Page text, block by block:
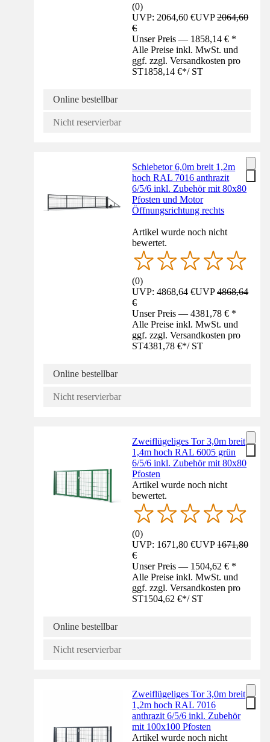
(0)
UVP: 2064,60 €UVP2064,60
€
Unser Preis — 1858,14 € *
Alle Preise inkl. MwSt. und
ggf. zzgl. Versandkosten pro
ST1858,14 €*/ ST
Online bestellbar
Nicht reservierbar
Schiebetor 6,0m breit 1,2m
hoch RAL 7016 anthrazit
6/5/6 inkl. Zubehör mit 80x80
Pfosten und Motor
Öffnungsrichtung rechts
Artikel wurde noch nicht
bewertet.
(0)
UVP: 4868,64 €UVP4868,64
€
Unser Preis — 4381,78 € *
Alle Preise inkl. MwSt. und
ggf. zzgl. Versandkosten pro
ST4381,78 €*/ ST
Online bestellbar
Nicht reservierbar
Zweiflügeliges Tor 3,0m breit
1,4m hoch RAL 6005 grün
6/5/6 inkl. Zubehör mit 80x80
Pfosten
Artikel wurde noch nicht
bewertet.
(0)
UVP: 1671,80 €UVP1671,80
€
Unser Preis — 1504,62 € *
Alle Preise inkl. MwSt. und
ggf. zzgl. Versandkosten pro
ST1504,62 €*/ ST
Online bestellbar
Nicht reservierbar
Zweiflügeliges Tor 3,0m breit
1,2m hoch RAL 7016
anthrazit 6/5/6 inkl. Zubehör
mit 100x100 Pfosten
Artikel wurde noch nicht